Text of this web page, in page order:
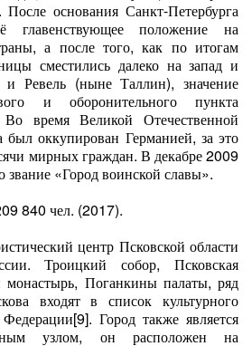
основания Санкт-Петербурга
главенствующее положение на
а после того, как по итогам
сместились далеко на запад и
Ревель (ныне Таллин), значение
и оборонительного пункта
Во время Великой Отечественной
оккупирован Германией, за это
мирных граждан. В декабре 2009
звание «Город воинской славы».
840 чел. (2017).
центр Псковской области
Троицкий собор, Псковская
Поганкины палаты, ряд
входят в список культурного
Город также является
узлом, он расположен на